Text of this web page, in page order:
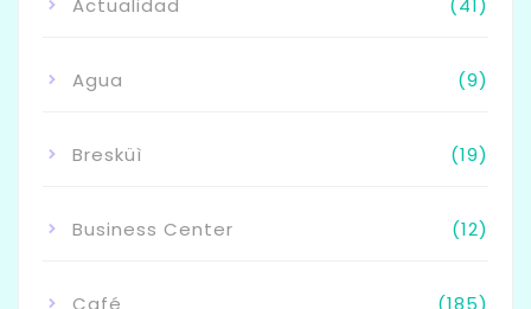
Actualidad (41)
Agua (9)
Bresküì (19)
Business Center (12)
Café (185)